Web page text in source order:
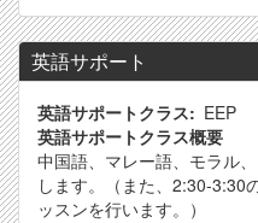
英語サポート
英語サポートクラス
EEP
英語サポートクラス概要
中国語、マレー語、モラル
します。（また、2:30-3:30
ッスンを行います。）